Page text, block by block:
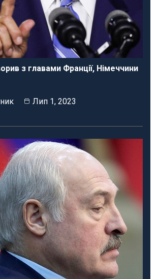
з главами Франції, Німеччини
Лип 1, 2023